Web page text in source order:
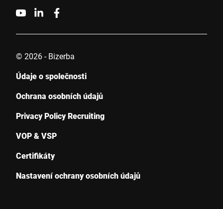
© 2026 - Bizerba
Údaje o společnosti
Ochrana osobních údajů
Privacy Policy Recruiting
VOP & VSP
Certifikáty
Nastavení ochrany osobních údajů